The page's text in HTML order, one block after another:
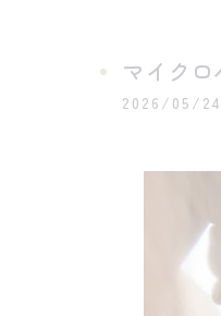
マイクロ
2026/05/24